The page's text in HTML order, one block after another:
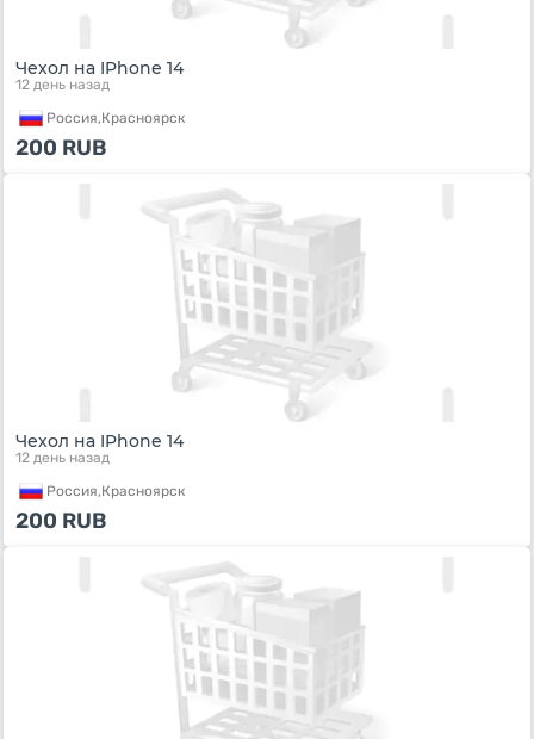
Чехол на IPhone 14
12 день назад
Россия,Красноярск
200 RUB
Чехол на IPhone 14
12 день назад
Россия,Красноярск
200 RUB